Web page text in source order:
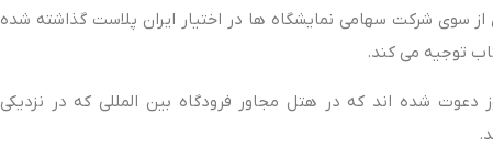
سوی شرکت سهامی نمایشگاه ها در اختیار ایران پلاست گذاشته شده
توجیه می کند.
خارجی تا امروز دعوت شده اند که در هتل مجاور فرودگاه بین المللی که در نزدیکی